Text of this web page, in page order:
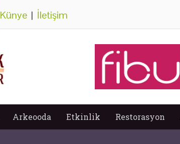
Künye | İletişim
Arkeooda Etkinlik Restorasyon